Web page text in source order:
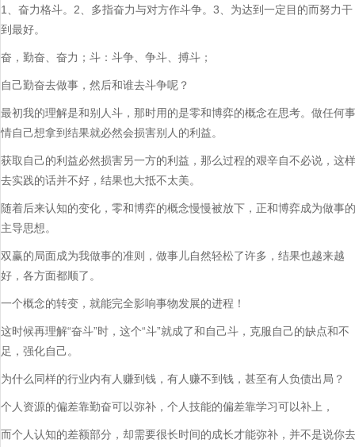
1、奋力格斗。2、多指奋力与对方作斗争。3、为达到一定目的而努力干
到最好。
奋，勤奋、奋力；斗：斗争、争斗、搏斗；
自己勤奋去做事，然后和谁去斗争呢？
最初我的理解是和别人斗，那时用的是零和博弈的概念在思考。做任何事
情自己想拿到结果就必然会损害别人的利益。
获取自己的利益必然损害另一方的利益，那么过程的艰辛自不必说，这样
去实践的话并不好，结果也大抵不太美。
随着后来认知的变化，零和博弈的概念慢慢被放下，正和博弈成为做事的
主导思想。
双赢的局面成为我做事的准则，做事儿自然轻松了许多，结果也越来越
好，各方面都顺了。
一个概念的转变，就能完全影响事物发展的进程！
这时候再理解“奋斗”时，这个“斗”就成了和自己斗，克服自己的缺点和不
足，强化自己。
为什么同样的行业内有人赚到钱，有人赚不到钱，甚至有人负债出局？
个人资源的偏差靠勤奋可以弥补，个人技能的偏差靠学习可以补上，
而个人认知的差额部分，却需要很长时间的成长才能弥补，并不是说你去